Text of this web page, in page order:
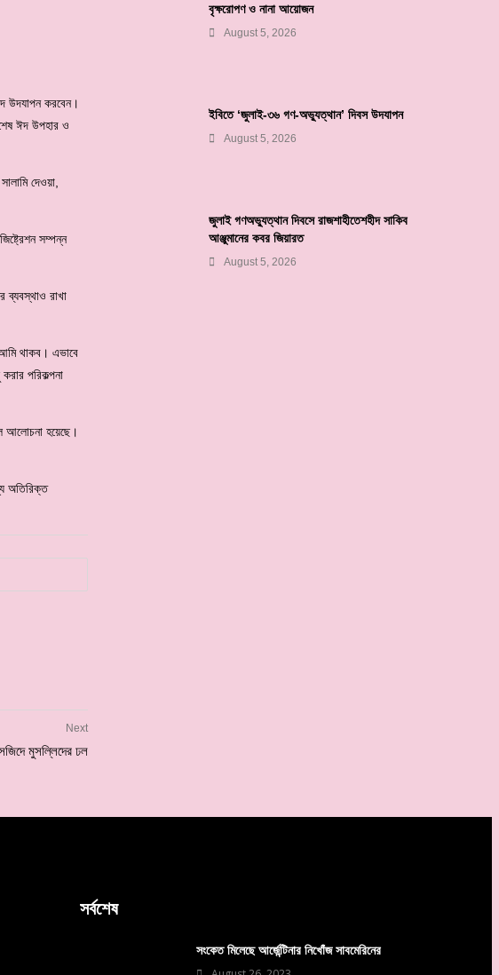
উদযাপন করবেন।
ঈদ উপহার ও
দেওয়া,
সম্পন্ন
ব্যবস্থাও রাখা
থাকব। এভাবে
পরিকল্পনা
আলোচনা হয়েছে।
অতিরিক্ত
Next
মুসল্লিদের ঢল
বৃক্ষরোপণ ও নানা আয়োজন
August 5, 2026
ইবিতে ‘জুলাই-৩৬ গণ-অভ্যুত্থান’ দিবস উদযাপন
August 5, 2026
জুলাই গণঅভ্যুত্থান দিবসে রাজশাহীতেশহীদ সাকিব
আঞ্জুমানের কবর জিয়ারত
August 5, 2026
সর্বশেষ
সংকেত মিলেছে আর্জেন্টিনার নিখোঁজ সাবমেরিনের